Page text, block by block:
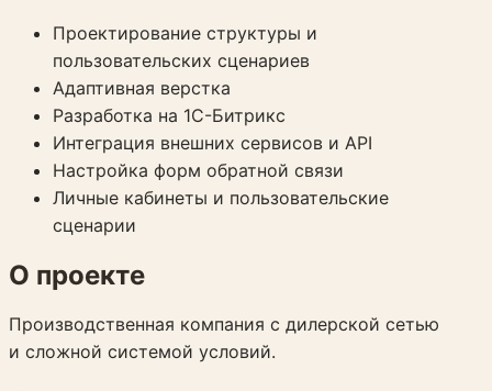
Проектирование структуры и
пользовательских сценариев
Адаптивная верстка
Разработка на 1С-Битрикс
Интеграция внешних сервисов и API
Настройка форм обратной связи
Личные кабинеты и пользовательские
сценарии
О проекте
Производственная компания с дилерской сетью
и сложной системой условий.